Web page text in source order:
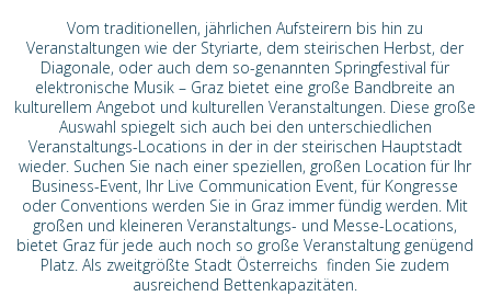
Vom traditionellen, jährlichen Aufsteirern bis hin zu
Veranstaltungen wie der Styriarte, dem steirischen Herbst, der
Diagonale, oder auch dem so-genannten Springfestival für
elektronische Musik – Graz bietet eine große Bandbreite an
kulturellem Angebot und kulturellen Veranstaltungen. Diese große
Auswahl spiegelt sich auch bei den unterschiedlichen
Veranstaltungs-Locations in der in der steirischen Hauptstadt
wieder. Suchen Sie nach einer speziellen, großen Location für Ihr
Business-Event, Ihr Live Communication Event, für Kongresse
oder Conventions werden Sie in Graz immer fündig werden. Mit
großen und kleineren Veranstaltungs- und Messe-Locations,
bietet Graz für jede auch noch so große Veranstaltung genügend
Platz. Als zweitgrößte Stadt Österreichs finden Sie zudem
ausreichend Bettenkapazitäten.